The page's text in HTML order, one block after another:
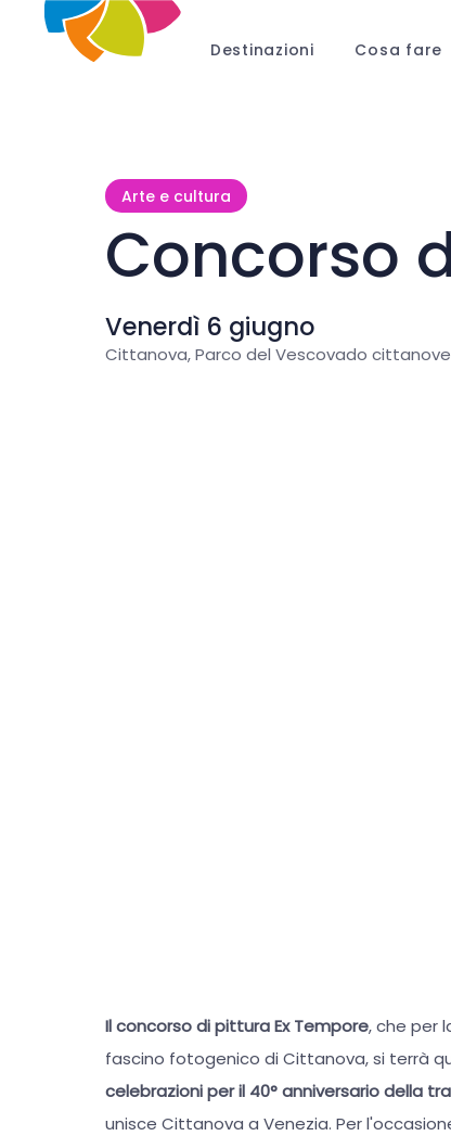
Destinazioni Cosa fare
Arte e cultura
Concorso
Venerdì 6 giugno
Cittanova, Parco del Vescovado
Il concorso di pittura Ex Tempore, che per
fascino fotogenico di Cittanova, si terrà
celebrazioni per il 40° anniversario della
unisce Cittanova a Venezia. Per